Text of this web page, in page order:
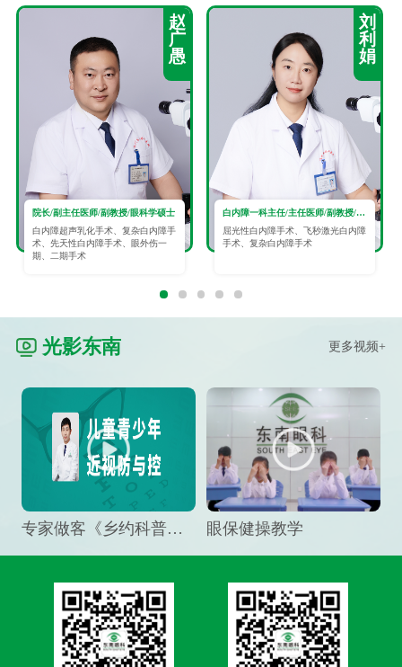
赵
广
愚
院长/副主任医师/副教授/眼科学硕士
白内障超声乳化手术、复杂白内障手
术、先天性白内障手术、眼外伤一
期、二期手术
刘
利
娟
白内障一科主任/主任医师/副教授/眼科学硕士
屈光性白内障手术、飞秒激光白内障
手术、复杂白内障手术
光影东南 更多视频+
专家做客《乡约科普》栏目，预防孩子近视竟然这么“简单” 眼保健操教学